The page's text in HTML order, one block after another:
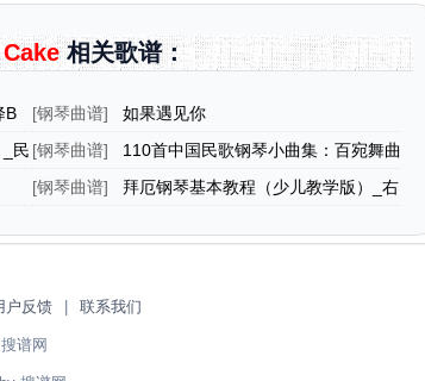
相关歌谱：
B
[钢琴曲谱]
如果遇见你
民 [钢琴曲谱]
110首中国民歌钢琴小曲集：百宛舞曲
[钢琴曲谱]
拜厄钢琴基本教程（少儿教学版）_右
户反馈 联系我们
谱网